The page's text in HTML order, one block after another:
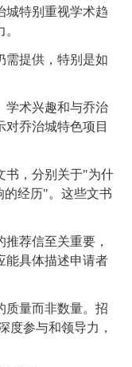
城特别重视学术趋
提供，特别是如
术兴趣和与乔治
乔治城特色项目
，分别关于"为什
经历"。这些文书
荐信至关重要，
能具体描述申请者
量而非数量。招
度参与和领导力，